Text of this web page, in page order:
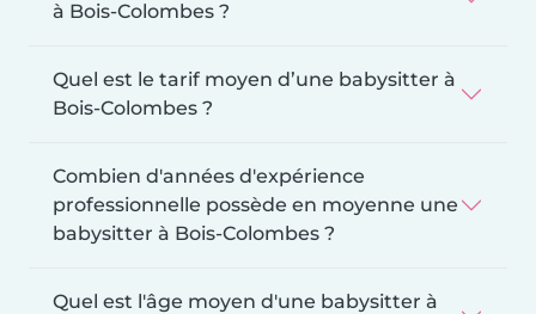
à Bois-Colombes ?
Quel est le tarif moyen d’une babysitter à
Bois-Colombes ?
Combien d'années d'expérience
professionnelle possède en moyenne une
babysitter à Bois-Colombes ?
Quel est l'âge moyen d'une babysitter à